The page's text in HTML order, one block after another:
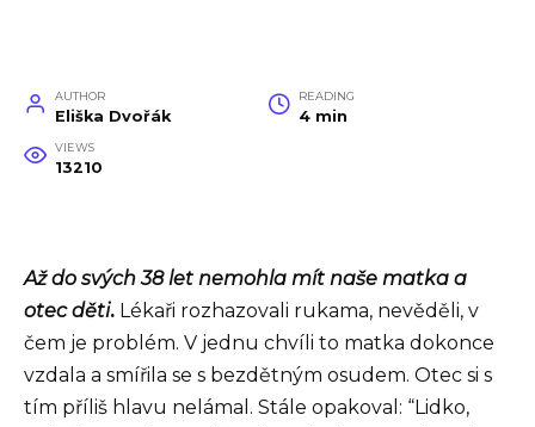
AUTHOR
Eliška Dvořák
READING
4 min
VIEWS
13210
Až do svých 38 let nemohla mít naše matka a
otec děti. Lékaři rozhazovali rukama, nevěděli, v
čem je problém. V jednu chvíli to matka dokonce
vzdala a smířila se s bezdětným osudem. Otec si s
tím příliš hlavu nelámal. Stále opakoval: “Lidko,